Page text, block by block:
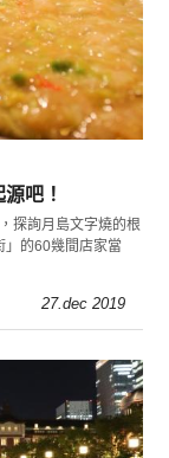
吧！
探詢月島文字燒的根
」的60幾間店家當
27.dec 2019